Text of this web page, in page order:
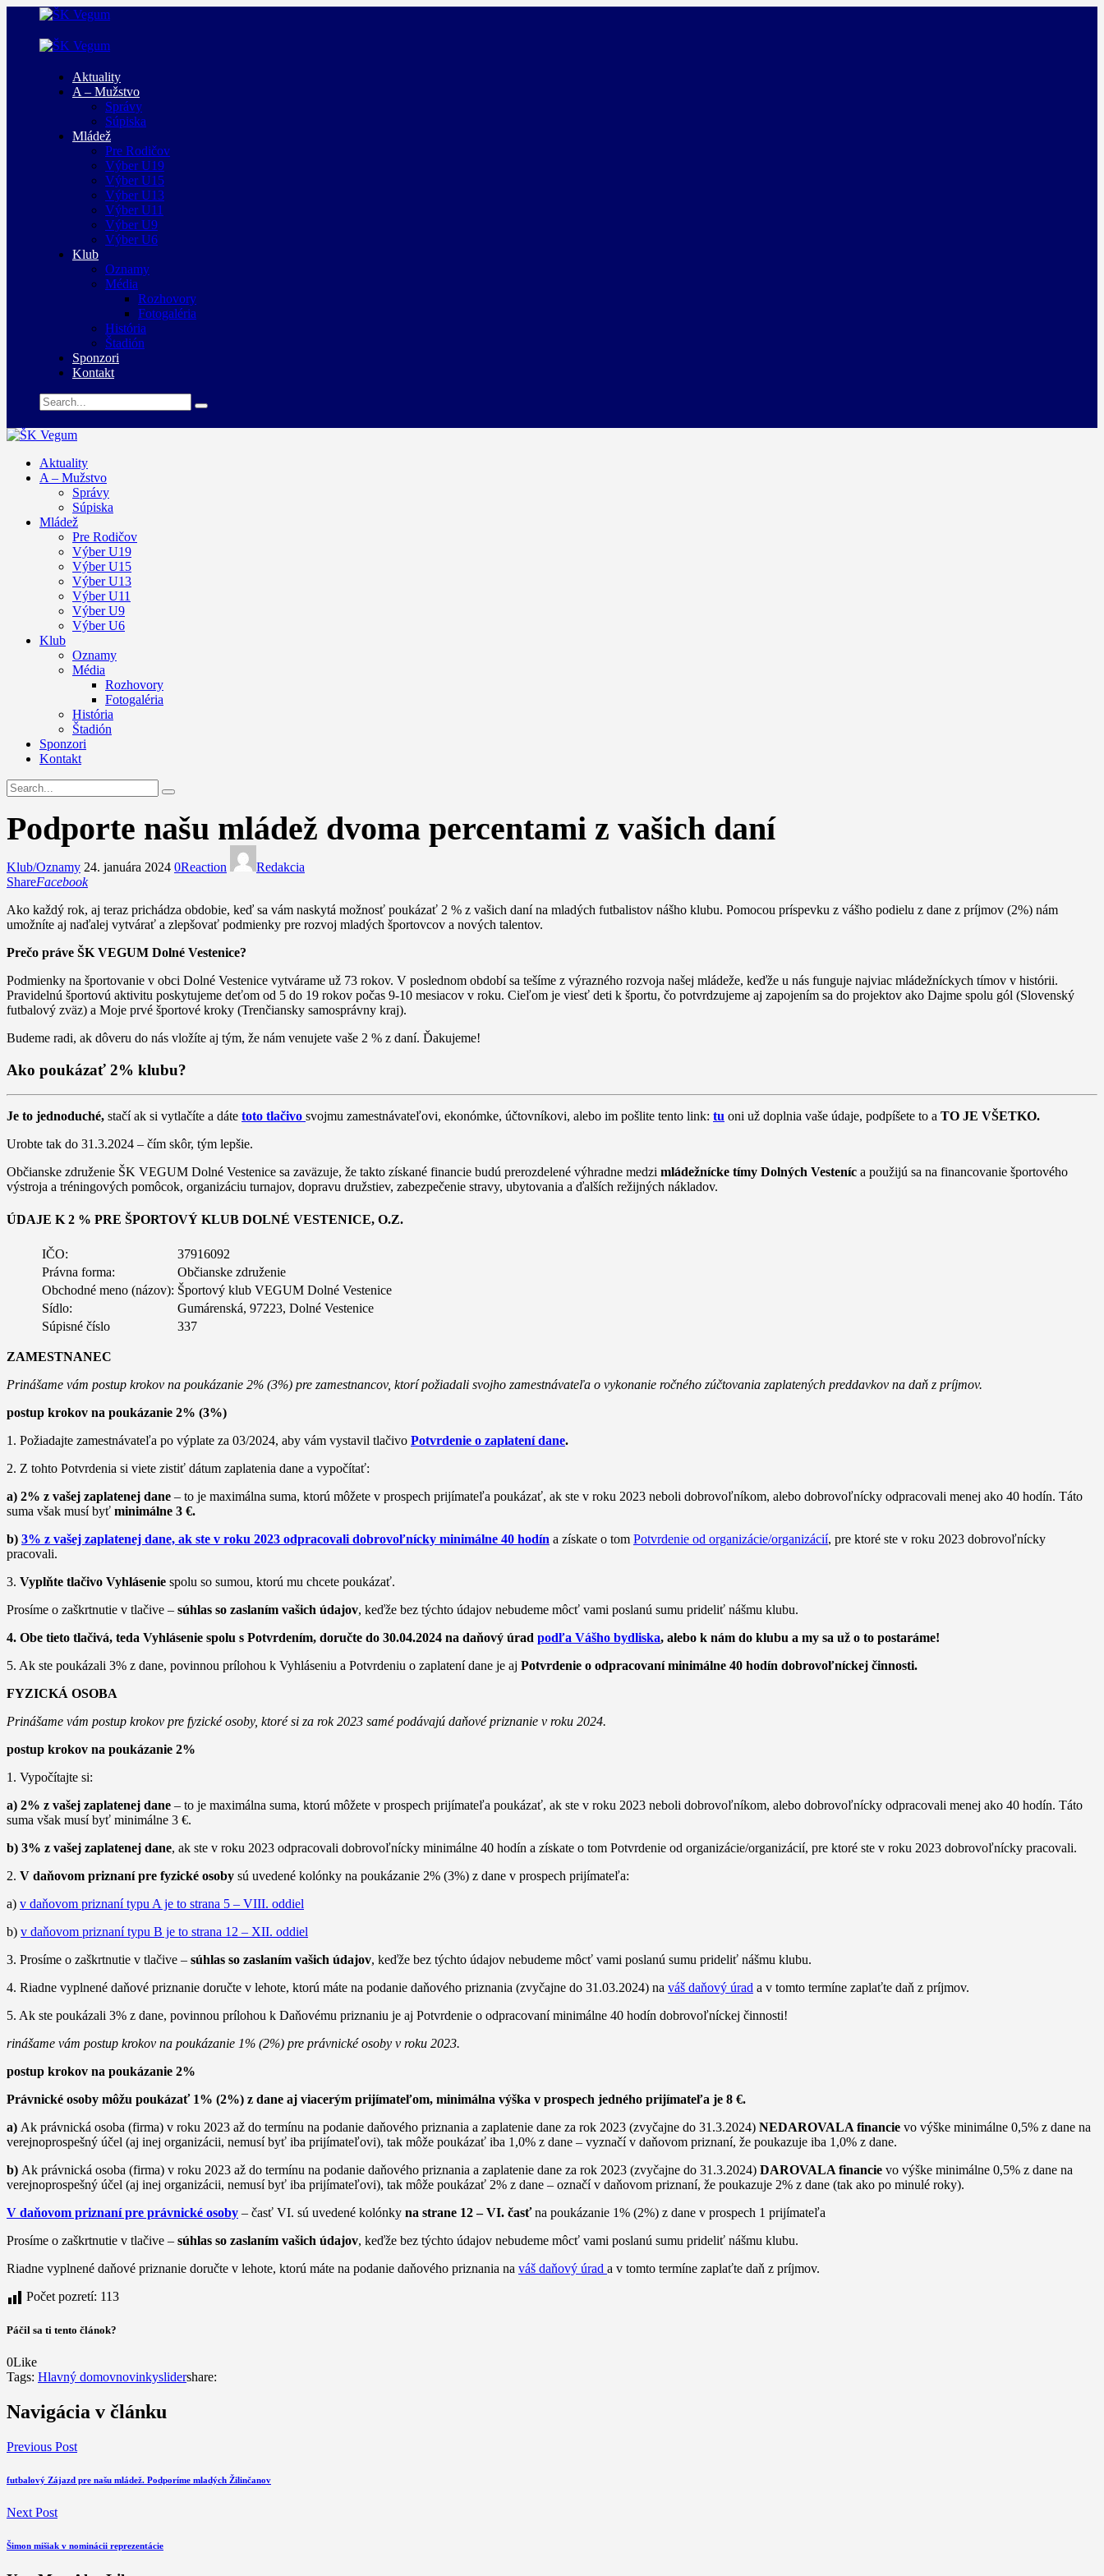
Aktuality
A – Mužstvo
Správy
Súpiska
Mládež
Pre Rodičov
Výber U19
Výber U15
Výber U13
Výber U11
Výber U9
Výber U6
Klub
Oznamy
Média
Rozhovory
Fotogaléria
História
Štadión
Sponzori
Kontakt
Aktuality
A – Mužstvo
Správy
Súpiska
Mládež
Pre Rodičov
Výber U19
Výber U15
Výber U13
Výber U11
Výber U9
Výber U6
Klub
Oznamy
Média
Rozhovory
Fotogaléria
História
Štadión
Sponzori
Kontakt
Podporte našu mládež dvoma percentami z vašich daní
Klub/Oznamy 24. januára 2024 0Reaction
Redakcia
ShareFacebook
Ako každý rok, aj teraz prichádza obdobie, keď sa vám naskytá možnosť poukázať 2 % z vašich daní na mladých futbalistov nášho klubu. Pomocou príspevku z vášho podielu z dane z príjmov (2%) nám
umožníte aj naďalej vytvárať a zlepšovať podmienky pre rozvoj mladých športovcov a nových talentov.
Prečo práve ŠK VEGUM Dolné Vestenice?
Podmienky na športovanie v obci Dolné Vestenice vytvárame už 73 rokov. V poslednom období sa tešíme z výrazného rozvoja našej mládeže, keďže u nás funguje najviac mládežníckych tímov v histórii.
Pravidelnú športovú aktivitu poskytujeme deťom od 5 do 19 rokov počas 9-10 mesiacov v roku. Cieľom je viesť deti k športu, čo potvrdzujeme aj zapojením sa do projektov ako Dajme spolu gól (Slovenský
futbalový zväz) a Moje prvé športové kroky (Trenčiansky samosprávny kraj).
Budeme radi, ak dôveru do nás vložíte aj tým, že nám venujete vaše 2 % z daní. Ďakujeme!
Ako poukázať 2% klubu?
Je to jednoduché, stačí ak si vytlačíte a dáte toto tlačivo svojmu zamestnávateľovi, ekonómke, účtovníkovi, alebo im pošlite tento link: tu oni už doplnia vaše údaje, podpíšete to a TO JE VŠETKO.
Urobte tak do 31.3.2024 – čím skôr, tým lepšie.
Občianske združenie ŠK VEGUM Dolné Vestenice sa zaväzuje, že takto získané financie budú prerozdelené výhradne medzi mládežnícke tímy Dolných Vesteníc a použijú sa na financovanie športového
výstroja a tréningových pomôcok, organizáciu turnajov, dopravu družstiev, zabezpečenie stravy, ubytovania a ďalších režijných nákladov.
ÚDAJE K 2 % PRE ŠPORTOVÝ KLUB DOLNÉ VESTENICE, O.Z.
IČO:
37916092
Právna forma:
Občianske združenie
Obchodné meno (názov): Športový klub VEGUM Dolné Vestenice
Sídlo:
Gumárenská, 97223, Dolné Vestenice
Súpisné číslo
337
ZAMESTNANEC
Prinášame vám postup krokov na poukázanie 2% (3%) pre zamestnancov, ktorí požiadali svojho zamestnávateľa o vykonanie ročného zúčtovania zaplatených preddavkov na daň z príjmov.
postup krokov na poukázanie 2% (3%)
1. Požiadajte zamestnávateľa po výplate za 03/2024, aby vám vystavil tlačivo Potvrdenie o zaplatení dane.
2. Z tohto Potvrdenia si viete zistiť dátum zaplatenia dane a vypočítať:
a) 2% z vašej zaplatenej dane – to je maximálna suma, ktorú môžete v prospech prijímateľa poukázať, ak ste v roku 2023 neboli dobrovoľníkom, alebo dobrovoľnícky odpracovali menej ako 40 hodín. Táto
suma však musí byť minimálne 3 €.
b) 3% z vašej zaplatenej dane, ak ste v roku 2023 odpracovali dobrovoľnícky minimálne 40 hodín a získate o tom Potvrdenie od organizácie/organizácií, pre ktoré ste v roku 2023 dobrovoľnícky
pracovali.
3. Vyplňte tlačivo Vyhlásenie spolu so sumou, ktorú mu chcete poukázať.
Prosíme o zaškrtnutie v tlačive – súhlas so zaslaním vašich údajov, keďže bez týchto údajov nebudeme môcť vami poslanú sumu prideliť nášmu klubu.
4. Obe tieto tlačivá, teda Vyhlásenie spolu s Potvrdením, doručte do 30.04.2024 na daňový úrad podľa Vášho bydliska, alebo k nám do klubu a my sa už o to postaráme!
5. Ak ste poukázali 3% z dane, povinnou prílohou k Vyhláseniu a Potvrdeniu o zaplatení dane je aj Potvrdenie o odpracovaní minimálne 40 hodín dobrovoľníckej činnosti.
FYZICKÁ OSOBA
Prinášame vám postup krokov pre fyzické osoby, ktoré si za rok 2023 samé podávajú daňové priznanie v roku 2024.
postup krokov na poukázanie 2%
1. Vypočítajte si:
a) 2% z vašej zaplatenej dane – to je maximálna suma, ktorú môžete v prospech prijímateľa poukázať, ak ste v roku 2023 neboli dobrovoľníkom, alebo dobrovoľnícky odpracovali menej ako 40 hodín. Táto
suma však musí byť minimálne 3 €.
b) 3% z vašej zaplatenej dane, ak ste v roku 2023 odpracovali dobrovoľnícky minimálne 40 hodín a získate o tom Potvrdenie od organizácie/organizácií, pre ktoré ste v roku 2023 dobrovoľnícky pracovali.
2. V daňovom priznaní pre fyzické osoby sú uvedené kolónky na poukázanie 2% (3%) z dane v prospech prijímateľa:
a) v daňovom priznaní typu A je to strana 5 – VIII. oddiel
b) v daňovom priznaní typu B je to strana 12 – XII. oddiel
3. Prosíme o zaškrtnutie v tlačive – súhlas so zaslaním vašich údajov, keďže bez týchto údajov nebudeme môcť vami poslanú sumu prideliť nášmu klubu.
4. Riadne vyplnené daňové priznanie doručte v lehote, ktorú máte na podanie daňového priznania (zvyčajne do 31.03.2024) na váš daňový úrad a v tomto termíne zaplaťte daň z príjmov.
5. Ak ste poukázali 3% z dane, povinnou prílohou k Daňovému priznaniu je aj Potvrdenie o odpracovaní minimálne 40 hodín dobrovoľníckej činnosti!
rinášame vám postup krokov na poukázanie 1% (2%) pre právnické osoby v roku 2023.
postup krokov na poukázanie 2%
Právnické osoby môžu poukázať 1% (2%) z dane aj viacerým prijímateľom, minimálna výška v prospech jedného prijímateľa je 8 €.
a) Ak právnická osoba (firma) v roku 2023 až do termínu na podanie daňového priznania a zaplatenie dane za rok 2023 (zvyčajne do 31.3.2024) NEDAROVALA financie vo výške minimálne 0,5% z dane na
verejnoprospešný účel (aj inej organizácii, nemusí byť iba prijímateľovi), tak môže poukázať iba 1,0% z dane – vyznačí v daňovom priznaní, že poukazuje iba 1,0% z dane.
b) Ak právnická osoba (firma) v roku 2023 až do termínu na podanie daňového priznania a zaplatenie dane za rok 2023 (zvyčajne do 31.3.2024) DAROVALA financie vo výške minimálne 0,5% z dane na
verejnoprospešný účel (aj inej organizácii, nemusí byť iba prijímateľovi), tak môže poukázať 2% z dane – označí v daňovom priznaní, že poukazuje 2% z dane (tak ako po minulé roky).
V daňovom priznaní pre právnické osoby – časť VI. sú uvedené kolónky na strane 12 – VI. časťna poukázanie 1% (2%) z dane v prospech 1 prijímateľa
Prosíme o zaškrtnutie v tlačive – súhlas so zaslaním vašich údajov, keďže bez týchto údajov nebudeme môcť vami poslanú sumu prideliť nášmu klubu.
Riadne vyplnené daňové priznanie doručte v lehote, ktorú máte na podanie daňového priznania na váš daňový úrad a v tomto termíne zaplaťte daň z príjmov.
Počet pozretí: 113
Páčil sa ti tento článok?
0Like
Tags: Hlavný domovnovinkyslidershare:
Navigácia v článku
Previous Post
futbalový Zájazd pre našu mládež. Podporíme mladých Žilinčanov
Next Post
Šimon mišiak v nominácii reprezentácie